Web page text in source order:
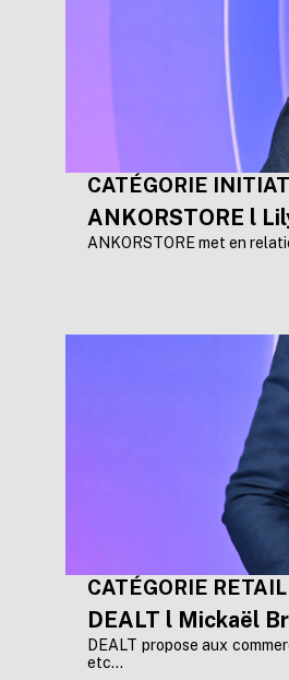
CATÉGORIE
ANKORSTORE l
ANKORSTORE met en
CATÉGORIE
DEALT l Mickaël
DEALT propose aux
etc...